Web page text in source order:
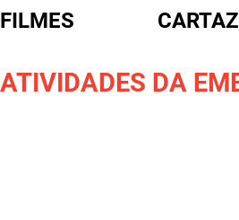
FILMES
ATIVIDADES DA
FORMULÁRIO